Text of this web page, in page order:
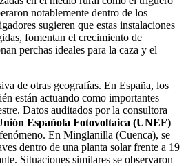
notablemente dentro de los
sugieren que estas instalaciones
fomentan el crecimiento de
perchas ideales para la caza y el
de otras geografías. En España, los
están actuando como importantes
Datos auditados por la consultora
Española Fotovoltaica (UNEF)
En Minglanilla (Cuenca), se
dentro de una planta solar frente a 19
Situaciones similares se observaron